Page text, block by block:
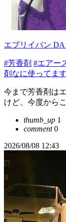
エブリイバン
#芳香剤 #エアー
剤なに使ってま
今まで芳香剤は
けど、今度から
thumb_up 1
comment0
2026/08/08 12:43